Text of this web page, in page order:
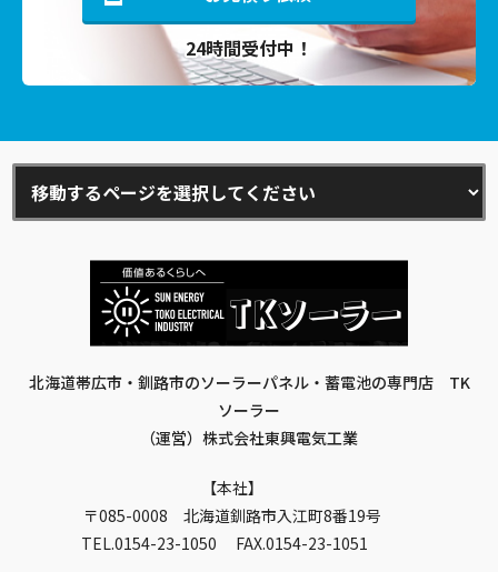
24時間受付中！
北海道帯広市・釧路市のソーラーパネル・蓄電池の専門店 TK
ソーラー
（運営）株式会社東興電気工業
本社
〒085-0008 北海道釧路市入江町8番19号
TEL.0154-23-1050 FAX.0154-23-1051